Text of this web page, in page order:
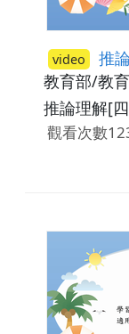
video 推
教育部/教
推論理解[
觀看次數